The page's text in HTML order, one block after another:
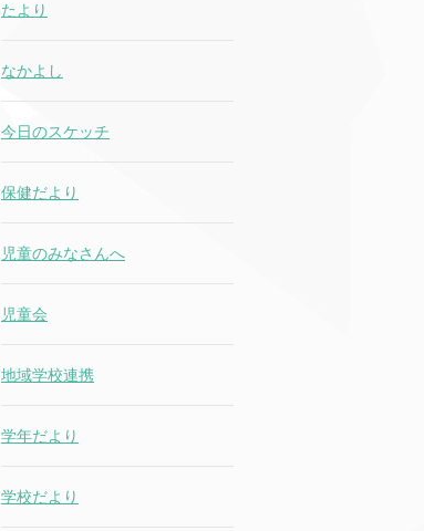
たより
なかよし
今日のスケッチ
保健だより
児童のみなさんへ
児童会
地域学校連携
学年だより
学校だより